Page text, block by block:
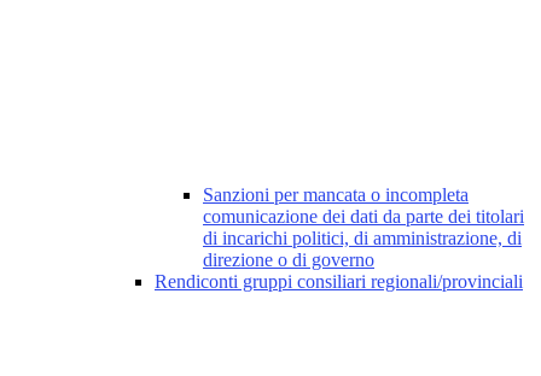
Sanzioni per mancata o incompleta
comunicazione dei dati da parte dei titolari
di incarichi politici, di amministrazione, di
direzione o di governo
Rendiconti gruppi consiliari regionali/provinciali